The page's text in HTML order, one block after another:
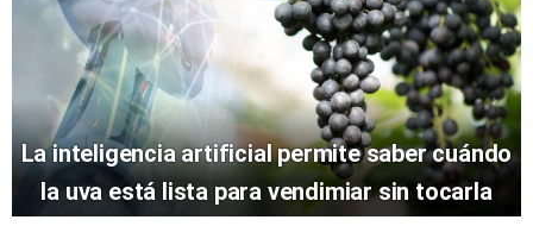
La inteligencia artificial permite saber cuándo
la uva está lista para vendimiar sin tocarla